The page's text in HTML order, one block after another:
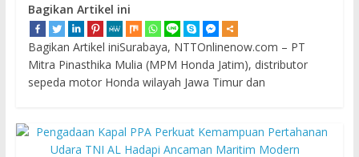
Bagikan Artikel ini
Bagikan Artikel iniSurabaya, NTTOnlinenow.com – PT
Mitra Pinasthika Mulia (MPM Honda Jatim), distributor
sepeda motor Honda wilayah Jawa Timur dan